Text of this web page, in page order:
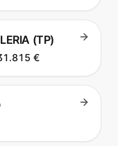
(TP)
€